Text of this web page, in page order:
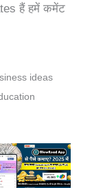
हैं हमें कमेंट
ideas